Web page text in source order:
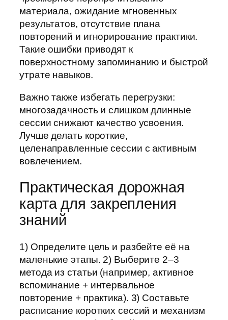
материала, ожидание мгновенных
результатов, отсутствие плана
повторений и игнорирование практики.
Такие ошибки приводят к
поверхностному запоминанию и быстрой
утрате навыков.
Важно также избегать перегрузки:
многозадачность и слишком длинные
сессии снижают качество усвоения.
Лучше делать короткие,
целенаправленные сессии с активным
вовлечением.
Практическая дорожная
карта для закрепления
знаний
1) Определите цель и разбейте её на
маленькие этапы. 2) Выберите 2–3
метода из статьи (например, активное
вспоминание + интервальное
повторение + практика). 3) Составьте
расписание коротких сессий и механизм